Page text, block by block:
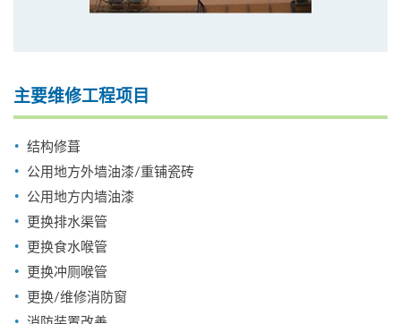
主要维修工程项目
结构修葺
公用地方外墙油漆/重铺瓷砖
公用地方内墙油漆
更换排水渠管
更换食水喉管
更换冲厕喉管
更换/维修消防窗